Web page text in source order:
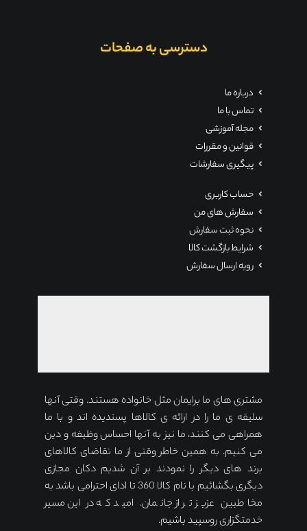
دسترسی به صفحات
درباره ما
تماس با ما
مجله آموزشی
قوانین و مقررات
پیگیری سفارشات
حساب کاربری
سفارش های من
نحوه ثبت سفارش
شرایط بازگشت کالا
رویه ارسال سفارش
مشتری های ما برایمان مثل خانواده هستند. وقتی آنها
سلیقه ی ما را در ارائه ی کالاها پسندیده اند و با ما
همراهی می کنند، ما نیز به آنها احساس وظیفه و دین
می کنیم. به همین خاطر وقتی از ما تقاضای کالاهای
برند های دیگر را نمودند بر آن شدیم دکان مجازی
دیگری بگشائیم با نام کالا 360 تا ادای احترامی باشد به
مخاطبین عزیز تر از جانمان. امید که در این مسیر
خدمتگزاری روسپید باشیم.